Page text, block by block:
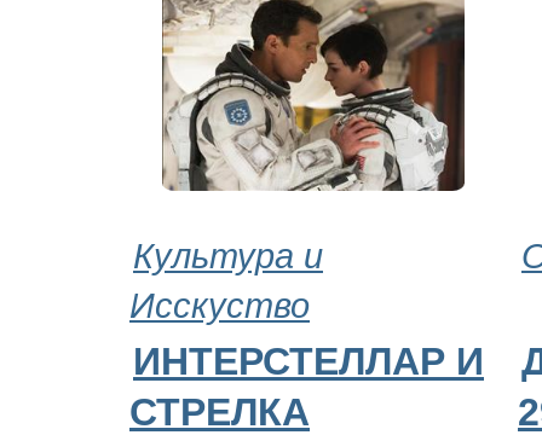
Культура и
Исскуство
ИНТЕРСТЕЛЛАР И
СТРЕЛКА